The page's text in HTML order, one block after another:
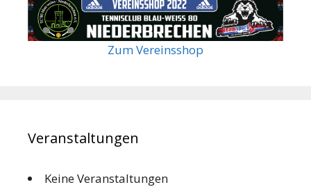
Zum Vereinsshop
Veranstaltungen
Keine Veranstaltungen